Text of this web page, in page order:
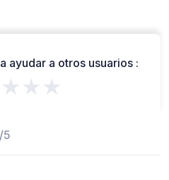
ayudar a otros usuarios :
5